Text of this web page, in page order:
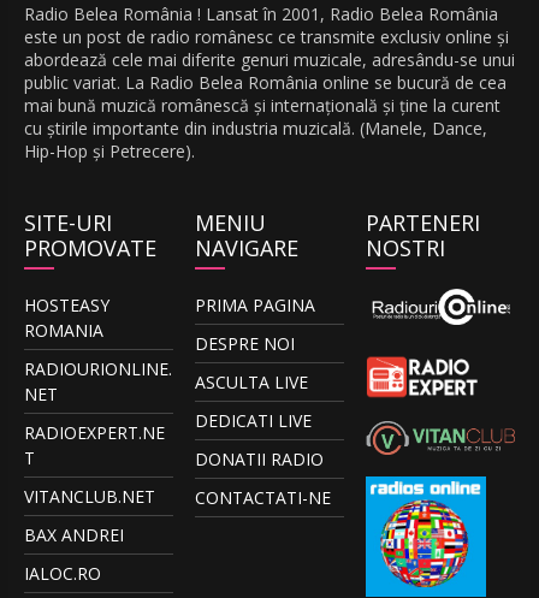
Radio Belea România ! Lansat în 2001, Radio Belea România
este un post de radio românesc ce transmite exclusiv online și
abordează cele mai diferite genuri muzicale, adresându-se unui
public variat. La Radio Belea România online se bucură de cea
mai bună muzică românescă și internațională și ține la curent
cu știrile importante din industria muzicală. (Manele, Dance,
Hip-Hop și Petrecere).
SITE-URI
PROMOVATE
HOSTEASY
ROMANIA
RADIOURIONLINE.
NET
RADIOEXPERT.NE
T
VITANCLUB.NET
BAX ANDREI
IALOC.RO
MENIU
NAVIGARE
PRIMA PAGINA
DESPRE NOI
ASCULTA LIVE
DEDICATI LIVE
DONATII RADIO
CONTACTATI-NE
PARTENERI
NOSTRI